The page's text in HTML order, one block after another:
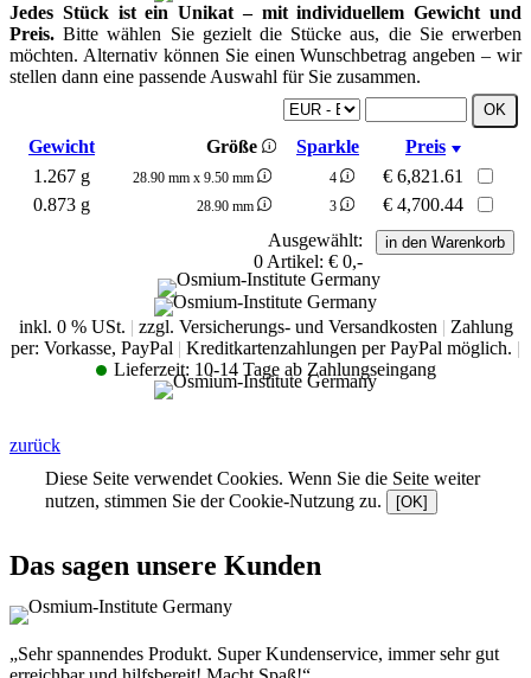
Jedes Stück ist ein Unikat – mit individuellem Gewicht und
Preis. Bitte wählen Sie gezielt die Stücke aus, die Sie erwerben
möchten. Alternativ können Sie einen Wunschbetrag angeben – wir
stellen dann eine passende Auswahl für Sie zusammen.
Gewicht Größe Sparkle
Preis
1.267 g
28.90 mm x 9.50 mm 4 € 6,821.61
0.873 g
28.90 mm 3 € 4,700.44
Ausgewählt:
0 Artikel: € 0,-
inkl. 0 % USt. | zzgl. Versicherungs- und Versandkosten | Zahlung
per: Vorkasse, PayPal | Kreditkartenzahlungen per PayPal möglich. |
Lieferzeit: 10-14 Tage ab Zahlungseingang
zurück
Diese Seite verwendet Cookies. Wenn Sie die Seite weiter
nutzen, stimmen Sie der Cookie-Nutzung zu.
[OK]
Das sagen unsere Kunden
„Sehr spannendes Produkt. Super Kundenservice, immer sehr gut